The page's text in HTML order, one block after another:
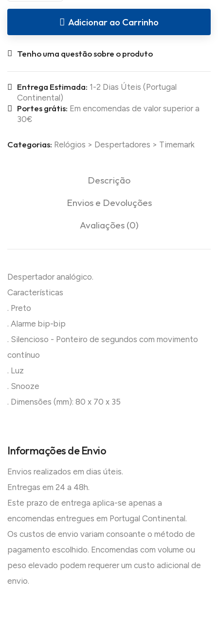
Adicionar ao Carrinho
Tenho uma questão sobre o produto
Entrega Estimada: 1-2 Dias Úteis (Portugal
Continental)
Portes grátis: Em encomendas de valor superior a
30€
Categorias: Relógios > Despertadores > Timemark
Descrição
Envios e Devoluções
Avaliações (0)
Despertador analógico.
Características
. Preto
. Alarme bip-bip
. Silencioso - Ponteiro de segundos com movimento
contínuo
. Luz
. Snooze
. Dimensões (mm): 80 x 70 x 35
Informações de Envio
Envios realizados em dias úteis.
Entregas em 24 a 48h.
Este prazo de entrega aplica-se apenas a
encomendas entregues em Portugal Continental.
Os custos de envio variam consoante o método de
pagamento escolhido. Encomendas com volume ou
peso elevado podem requerer um custo adicional de
envio.